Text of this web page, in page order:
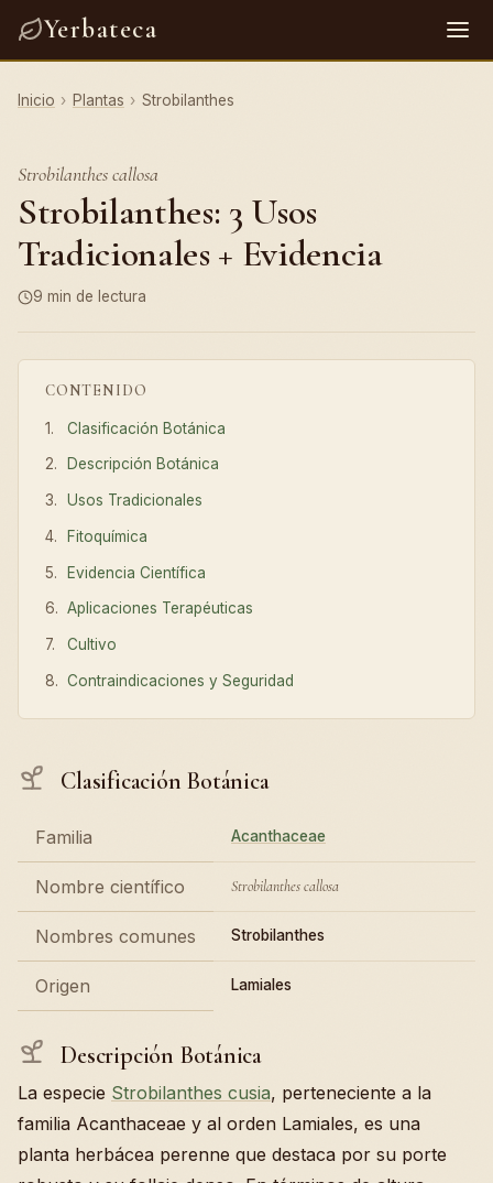
Yerbateca
Inicio › Plantas › Strobilanthes
Strobilanthes callosa
Strobilanthes: 3 Usos
Tradicionales + Evidencia
9 min de lectura
CONTENIDO
Clasificación Botánica
Descripción Botánica
Usos Tradicionales
Fitoquímica
Evidencia Científica
Aplicaciones Terapéuticas
Cultivo
Contraindicaciones y Seguridad
Clasificación Botánica
Familia Acanthaceae
Nombre científico Strobilanthes callosa
Nombres comunes Strobilanthes
Origen Lamiales
Descripción Botánica
La especie Strobilanthes cusia, perteneciente a la
familia Acanthaceae y al orden Lamiales, es una
planta herbácea perenne que destaca por su porte